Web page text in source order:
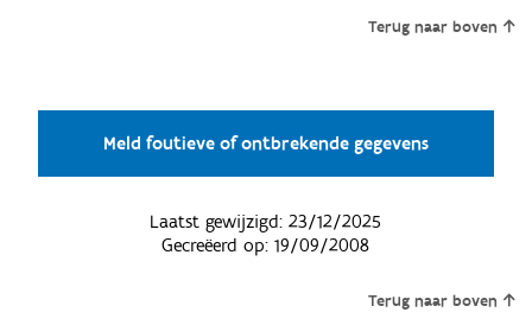
Terug naar boven
Meld foutieve of ontbrekende gegevens
Laatst gewijzigd:23/12/2025
Gecreëerd op:19/09/2008
Terug naar boven